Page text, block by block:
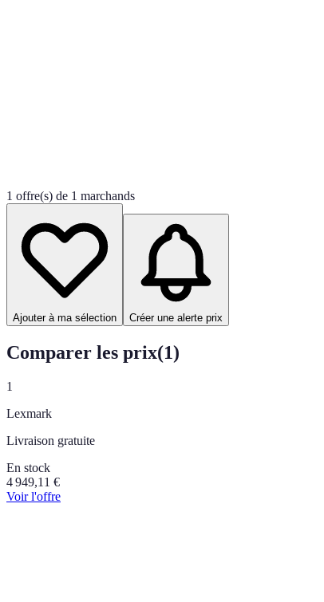
1 offre(s) de 1 marchands
Ajouter à ma sélection Créer une alerte prix
Comparer les prix(1)
1
Lexmark
Livraison gratuite
En stock
4 949,11 €
Voir l'offre